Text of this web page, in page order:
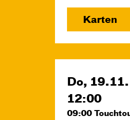
Karten
Do,
12:00
09:00